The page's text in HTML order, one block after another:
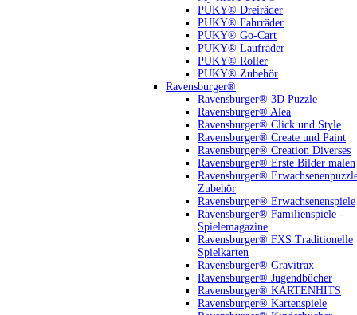
PUKY® Dreiräder
PUKY® Fahrräder
PUKY® Go-Cart
PUKY® Laufräder
PUKY® Roller
PUKY® Zubehör
Ravensburger®
Ravensburger® 3D Puzzle
Ravensburger® Alea
Ravensburger® Click und Style
Ravensburger® Create und Paint
Ravensburger® Creation Diverses
Ravensburger® Erste Bilder malen
Ravensburger®
Zubehör
Ravensburger® Erwachsenenspiele
Ravensburger® Familienspiele -
Spielemagazine
Ravensburger® FXS Traditionelle
Spielkarten
Ravensburger® Gravitrax
Ravensburger® Jugendbücher
Ravensburger® KARTENHITS
Ravensburger® Kartenspiele